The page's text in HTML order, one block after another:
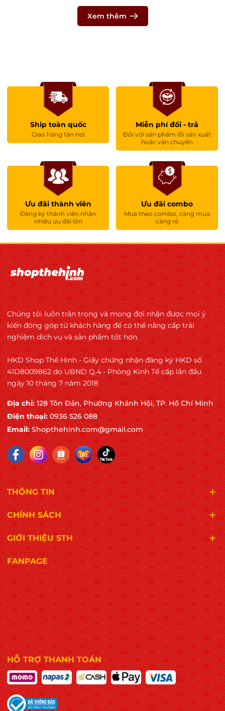
Xem thêm
Ship toàn quốc
Giao hàng tận nơi
Miễn phí đổi - trả
Đối với sản phẩm lỗi sản xuất
hoặc vận chuyển
Ưu đãi thành viên
Đăng ký thành viên nhận
nhiều ưu đãi lớn
Ưu đãi combo
Mua theo combo, càng mua
càng rẻ
Chúng tôi luôn trân trọng và mong đợi nhận được mọi ý
kiến đóng góp từ khách hàng để có thể nâng cấp trải
nghiệm dịch vụ và sản phẩm tốt hơn.
HKD Shop Thể Hình - Giấy chứng nhận đăng ký HKD số
41D8009862 do UBND Q.4 - Phòng Kinh Tế cấp lần đầu
ngày 10 tháng 7 năm 2018
Địa chỉ: 128 Tôn Đản, Phường Khánh Hội, TP. Hồ Chí Minh
Điện thoại: 0936 526 088
Email: Shopthehinh.com@gmail.com
THÔNG TIN
CHÍNH SÁCH
GIỚI THIỆU STH
FANPAGE
HỖ TRỢ THANH TOÁN